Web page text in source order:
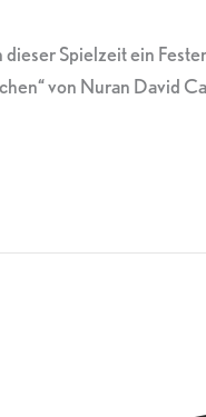
Spielzeit ein
von Nuran David